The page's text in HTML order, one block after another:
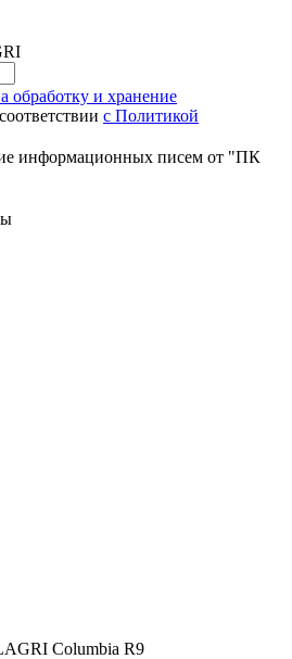
обработку и хранение
с Политикой
информационных писем от "ПК
Columbia R9